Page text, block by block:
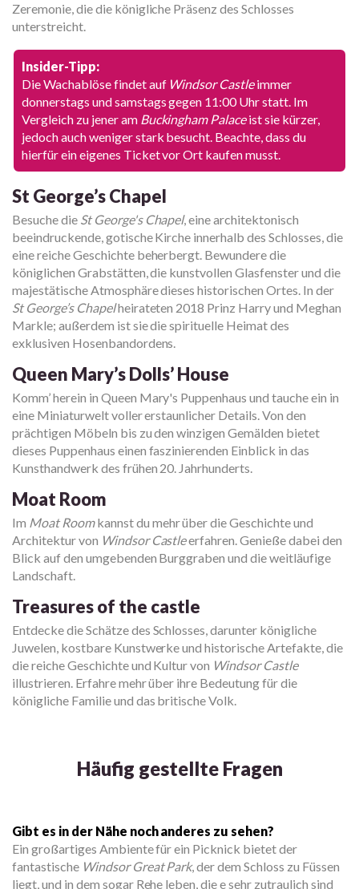
Zeremonie, die die königliche Präsenz des Schlosses
unterstreicht.
Insider-Tipp:
Die Wachablöse findet auf Windsor Castleimmer
donnerstags und samstags gegen 11:00 Uhr statt. Im
Vergleich zu jener am Buckingham Palaceist sie kürzer,
jedoch auch weniger stark besucht. Beachte, dass du
hierfür ein eigenes Ticket vor Ort kaufen musst.
St George’s Chapel
Besuche die St George's Chapel, eine architektonisch
beeindruckende, gotische Kirche innerhalb des Schlosses, die
eine reiche Geschichte beherbergt. Bewundere die
königlichen Grabstätten, die kunstvollen Glasfenster und die
majestätische Atmosphäre dieses historischen Ortes. In der
St George’s Chapelheirateten 2018 Prinz Harry und Meghan
Markle; außerdem ist sie die spirituelle Heimat des
exklusiven Hosenbandordens.
Queen Mary’s Dolls’ House
Komm’ herein in Queen Mary's Puppenhaus und tauche ein in
eine Miniaturwelt voller erstaunlicher Details. Von den
prächtigen Möbeln bis zu den winzigen Gemälden bietet
dieses Puppenhaus einen faszinierenden Einblick in das
Kunsthandwerk des frühen 20. Jahrhunderts.
Moat Room
Im Moat Roomkannst du mehr über die Geschichte und
Architektur von Windsor Castleerfahren. Genieße dabei den
Blick auf den umgebenden Burggraben und die weitläufige
Landschaft.
Treasures of the castle
Entdecke die Schätze des Schlosses, darunter königliche
Juwelen, kostbare Kunstwerke und historische Artefakte, die
die reiche Geschichte und Kultur von Windsor Castle
illustrieren. Erfahre mehr über ihre Bedeutung für die
königliche Familie und das britische Volk.
Häufig gestellte Fragen
Gibt es in der Nähe noch anderes zu sehen?
Ein großartiges Ambiente für ein Picknick bietet der
fantastische Windsor Great Park, der dem Schloss zu Füssen
liegt, und in dem sogar Rehe leben, die e sehr zutraulich sind